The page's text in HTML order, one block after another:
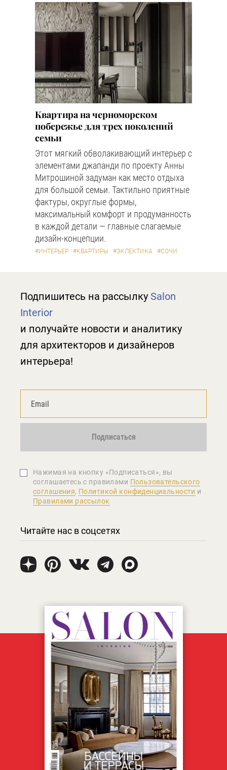
Квартира на черноморском
побережье для трех поколений
семьи
Этот мягкий обволакивающий интерьер с
элементами джапанди по проекту Анны
Митрошиной задуман как место отдыха
для большой семьи. Тактильно приятные
фактуры, округлые формы,
максимальный комфорт и продуманность
в каждой детали — главные слагаемые
дизайн-концепции.
#ИНТЕРЬЕР #КВАРТИРЫ #ЭКЛЕКТИКА #СОЧИ
Подпишитесь на рассылку Salon
Interior
и получайте новости и аналитику
для архитекторов и дизайнеров
интерьера!
Подписаться
Нажимая на кнопку «Подписаться», вы
соглашаетеcь с правилами Пользовательского
соглашения, Политикой конфиденциальности и
Правилами рассылок
Читайте нас в соцсетях